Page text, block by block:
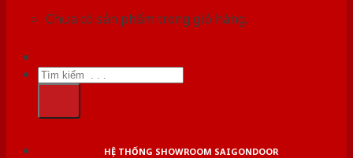
Chưa có sản phẩm trong giỏ hàng.
Tìm
kiếm:
HỆ THỐNG SHOWROOM SAIGONDOOR